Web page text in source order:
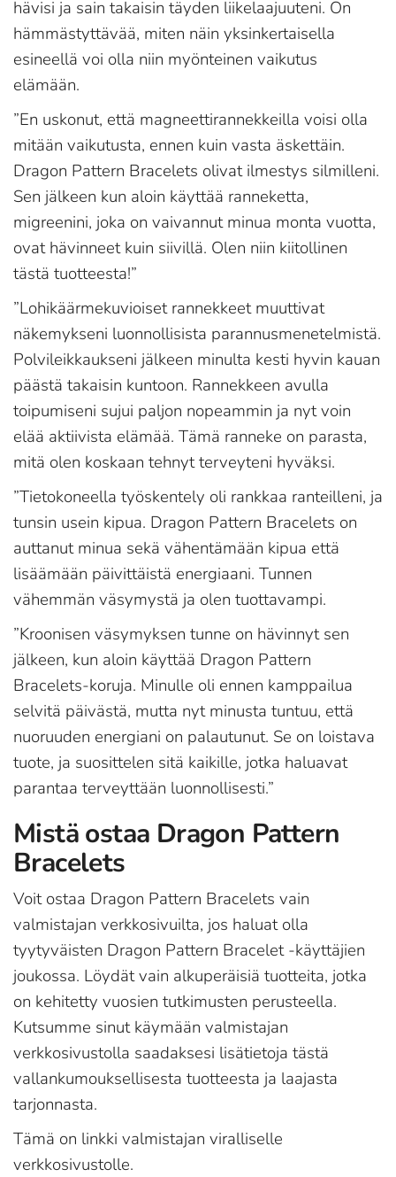
hävisi ja sain takaisin täyden liikelaajuuteni. On
hämmästyttävää, miten näin yksinkertaisella
esineellä voi olla niin myönteinen vaikutus
elämään.
”En uskonut, että magneettirannekkeilla voisi olla
mitään vaikutusta, ennen kuin vasta äskettäin.
Dragon Pattern Bracelets olivat ilmestys silmilleni.
Sen jälkeen kun aloin käyttää ranneketta,
migreenini, joka on vaivannut minua monta vuotta,
ovat hävinneet kuin siivillä. Olen niin kiitollinen
tästä tuotteesta!”
”Lohikäärmekuvioiset rannekkeet muuttivat
näkemykseni luonnollisista parannusmenetelmistä.
Polvileikkaukseni jälkeen minulta kesti hyvin kauan
päästä takaisin kuntoon. Rannekkeen avulla
toipumiseni sujui paljon nopeammin ja nyt voin
elää aktiivista elämää. Tämä ranneke on parasta,
mitä olen koskaan tehnyt terveyteni hyväksi.
”Tietokoneella työskentely oli rankkaa ranteilleni, ja
tunsin usein kipua. Dragon Pattern Bracelets on
auttanut minua sekä vähentämään kipua että
lisäämään päivittäistä energiaani. Tunnen
vähemmän väsymystä ja olen tuottavampi.
”Kroonisen väsymyksen tunne on hävinnyt sen
jälkeen, kun aloin käyttää Dragon Pattern
Bracelets-koruja. Minulle oli ennen kamppailua
selvitä päivästä, mutta nyt minusta tuntuu, että
nuoruuden energiani on palautunut. Se on loistava
tuote, ja suosittelen sitä kaikille, jotka haluavat
parantaa terveyttään luonnollisesti.”
Mistä ostaa Dragon Pattern
Bracelets
Voit ostaa Dragon Pattern Bracelets vain
valmistajan verkkosivuilta, jos haluat olla
tyytyväisten Dragon Pattern Bracelet -käyttäjien
joukossa. Löydät vain alkuperäisiä tuotteita, jotka
on kehitetty vuosien tutkimusten perusteella.
Kutsumme sinut käymään valmistajan
verkkosivustolla saadaksesi lisätietoja tästä
vallankumouksellisesta tuotteesta ja laajasta
tarjonnasta.
Tämä on linkki valmistajan viralliselle
verkkosivustolle.